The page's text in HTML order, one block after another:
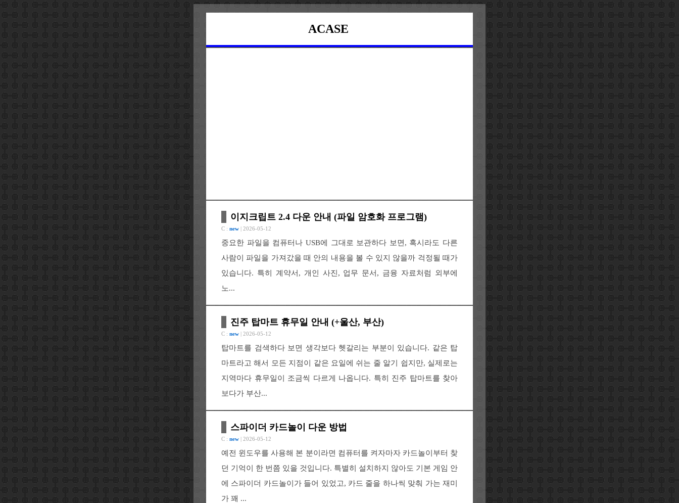
ACASE
이지크립트 2.4 다운 안내 (파일 암호화 프로그램)
C : new | 2026-05-12
중요한 파일을 컴퓨터나 USB에 그대로 보관하다 보면, 혹시라도 다른
사람이 파일을 가져갔을 때 안의 내용을 볼 수 있지 않을까 걱정될 때가
있습니다. 특히 계약서, 개인 사진, 업무 문서, 금융 자료처럼 외부에
노...
진주 탑마트 휴무일 안내 (+울산, 부산)
C : new | 2026-05-12
탑마트를 검색하다 보면 생각보다 헷갈리는 부분이 있습니다. 같은 탑
마트라고 해서 모든 지점이 같은 요일에 쉬는 줄 알기 쉽지만, 실제로는
지역마다 휴무일이 조금씩 다르게 나옵니다. 특히 진주 탑마트를 찾아
보다가 부산...
스파이더 카드놀이 다운 방법
C : new | 2026-05-12
예전 윈도우를 사용해 본 분이라면 컴퓨터를 켜자마자 카드놀이부터 찾
던 기억이 한 번쯤 있을 것입니다. 특별히 설치하지 않아도 기본 게임 안
에 스파이더 카드놀이가 들어 있었고, 카드 줄을 하나씩 맞춰 가는 재미
가 꽤 ...